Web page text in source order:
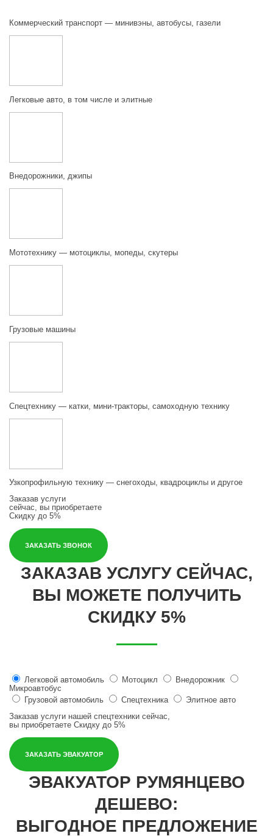
Коммерческий транспорт — минивэны, автобусы, газели
Легковые авто, в том числе и элитные
Внедорожники, джипы
Мототехнику — мотоциклы, мопеды, скутеры
Грузовые машины
Спецтехнику — катки, мини-тракторы, самоходную технику
Узкопрофильную технику — снегоходы, квадроциклы и другое
Заказав услуги
сейчас, вы приобретаете
Скидку до 5%
ЗАКАЗАТЬ ЗВОНОК
ЗАКАЗАВ УСЛУГУ СЕЙЧАС,
ВЫ МОЖЕТЕ ПОЛУЧИТЬ
СКИДКУ 5%
Легковой автомобиль Мотоцикл
Внедорожник
Микроавтобус
Грузовой автомобиль
Спецтехника
Элитное авто
Заказав услуги нашей спецтехники сейчас,
вы приобретаете Скидку до 5%
ЗАКАЗАТЬ ЭВАКУАТОР
ЭВАКУАТОР РУМЯНЦЕВО
ДЕШЕВО:
ВЫГОДНОЕ ПРЕДЛОЖЕНИЕ